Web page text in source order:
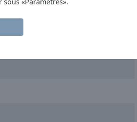
Radio Musique D'Animés
Radio Faire La Fête